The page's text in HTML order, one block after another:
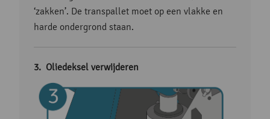
‘zakken’. De transpallet moet op een vlakke en
harde ondergrond staan.
Oliedeksel verwijderen